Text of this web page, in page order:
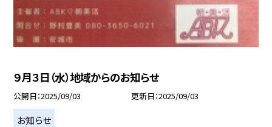
９月３日（水）地域からのお知らせ
公開日 2025/09/03 更新日 2025/09/03
お知らせ